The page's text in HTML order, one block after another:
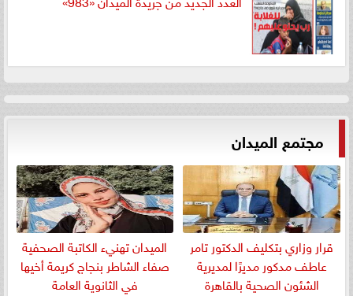
مجتمع الميدان
قرار وزاري بتكليف الدكتور تامر
عاطف مدكور مديرًا لمديرية
الشئون الصحية بالقاهرة
الميدان تهنيء الكاتبة الصحفية
صفاء الشاطر بنجاج كريمة أخيها
في الثانوية العامة